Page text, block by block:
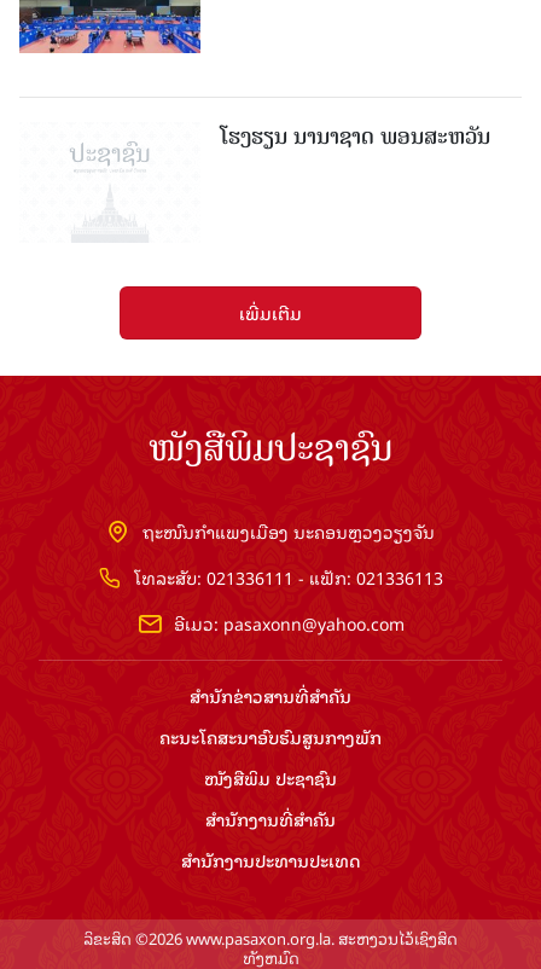
ໂຮງຮຽນ ນານາຊາດ ພອນສະຫວັນ
ເພີ່ມເຕີມ
ໜັງສືພິມປະຊາຊົນ
ຖະໜົນກຳແພງເມືອງ ນະຄອນຫຼວງວຽງຈັນ
ໂທລະສັບ: 021336111 - ແຟັກ: 021336113
ອີເມວ: pasaxonn@yahoo.com
ສຳ​ນັກ​ຂ່າວ​ສານ​ທີ່​ສຳ​ຄັນ​
ຄະນະໂຄສະນາອົບຮົມ​ສູນ​ກາງ​ພັກ
ໜັງສືພິມ ປະ​ຊາ​ຊົນ
ສຳ​ນັກ​ງານ​ທີ່​ສຳ​ຄັນ
ສຳ​ນັກ​ງານ​ປະ​ທານ​ປະ​ເທດ
ລິຂະສິດ ©2026 www.pasaxon.org.la. ສະຫງວນໄວ້ເຊິງສິດ
ທັງຫມົດ